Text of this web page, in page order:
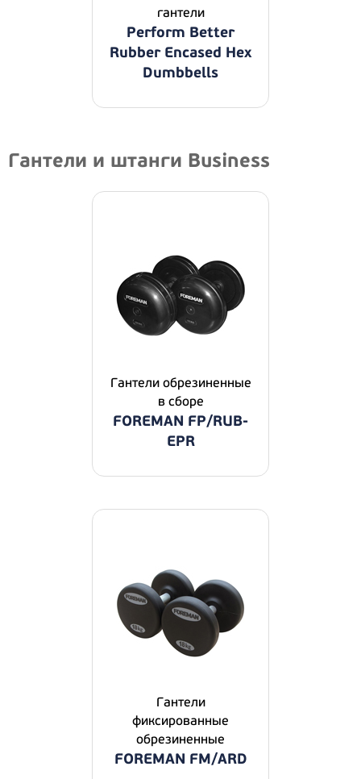
гантели
Perform Better
Rubber Encased Hex
Dumbbells
Гантели и штанги Business
Гантели обрезиненные
в сборе
FOREMAN FP/RUB-
EPR
Гантели
фиксированные
обрезиненные
FOREMAN FM/ARD